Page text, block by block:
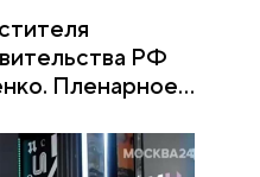
РФ
Пленарное